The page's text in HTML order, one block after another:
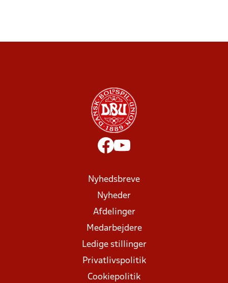
Nyhedsbreve
Nyheder
Afdelinger
Medarbejdere
Ledige stillinger
Privatlivspolitik
Cookiepolitik